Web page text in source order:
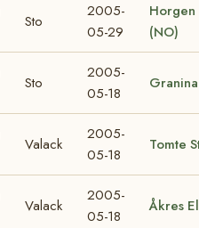
Sto
2005-
05-29
Horgen
(NO)
Sto
2005-
05-18
Granina
Valack
2005-
05-18
Tomte
Valack
2005-
05-18
Åkres